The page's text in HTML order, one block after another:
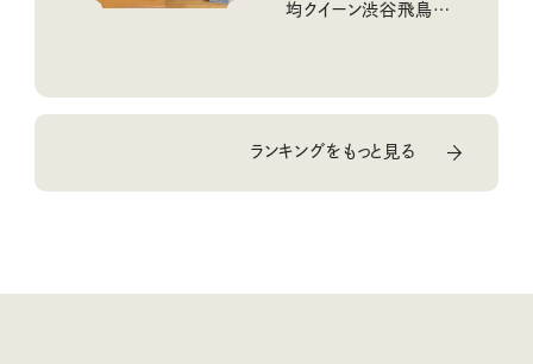
均クイーン渋谷飛鳥の
ランキングをもっと見る